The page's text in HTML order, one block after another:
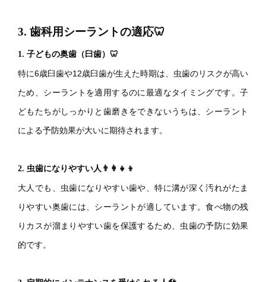
3. 歯科用シーラントの適応🦷
1. 子どもの奥歯（臼歯）🦷
特に6歳臼歯や12歳臼歯が生えた時期は、虫歯のリスクが高い
ため、シーラントを適用するのに最適なタイミングです。子
どもたちがしっかりと歯磨きをできないうちは、シーラント
による予防効果が大いに期待されます。
2. 虫歯になりやすい人👨‍👩‍👧‍👦
大人でも、虫歯になりやすい歯や、特に溝が深く汚れがたま
りやすい奥歯には、シーラントが適しています。食べ物の残
りカスが溜まりやすい歯を保護するため、虫歯の予防に効果
的です。